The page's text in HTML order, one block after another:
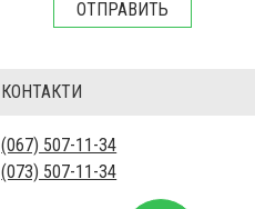
КОНТАКТИ
(067) 507-11-34
(073) 507-11-34